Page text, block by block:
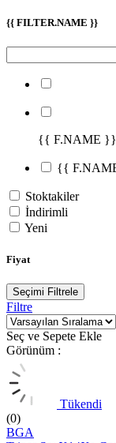
{{ FILTER.NAME }}
{{ F.NAME }}
{{
Stoktakiler
İndirimli
Yeni
Fiyat
Seçimi Filtrele
Filtre
Seç ve Sepete Ekle
Görünüm :
Tükendi
(0)
BGA